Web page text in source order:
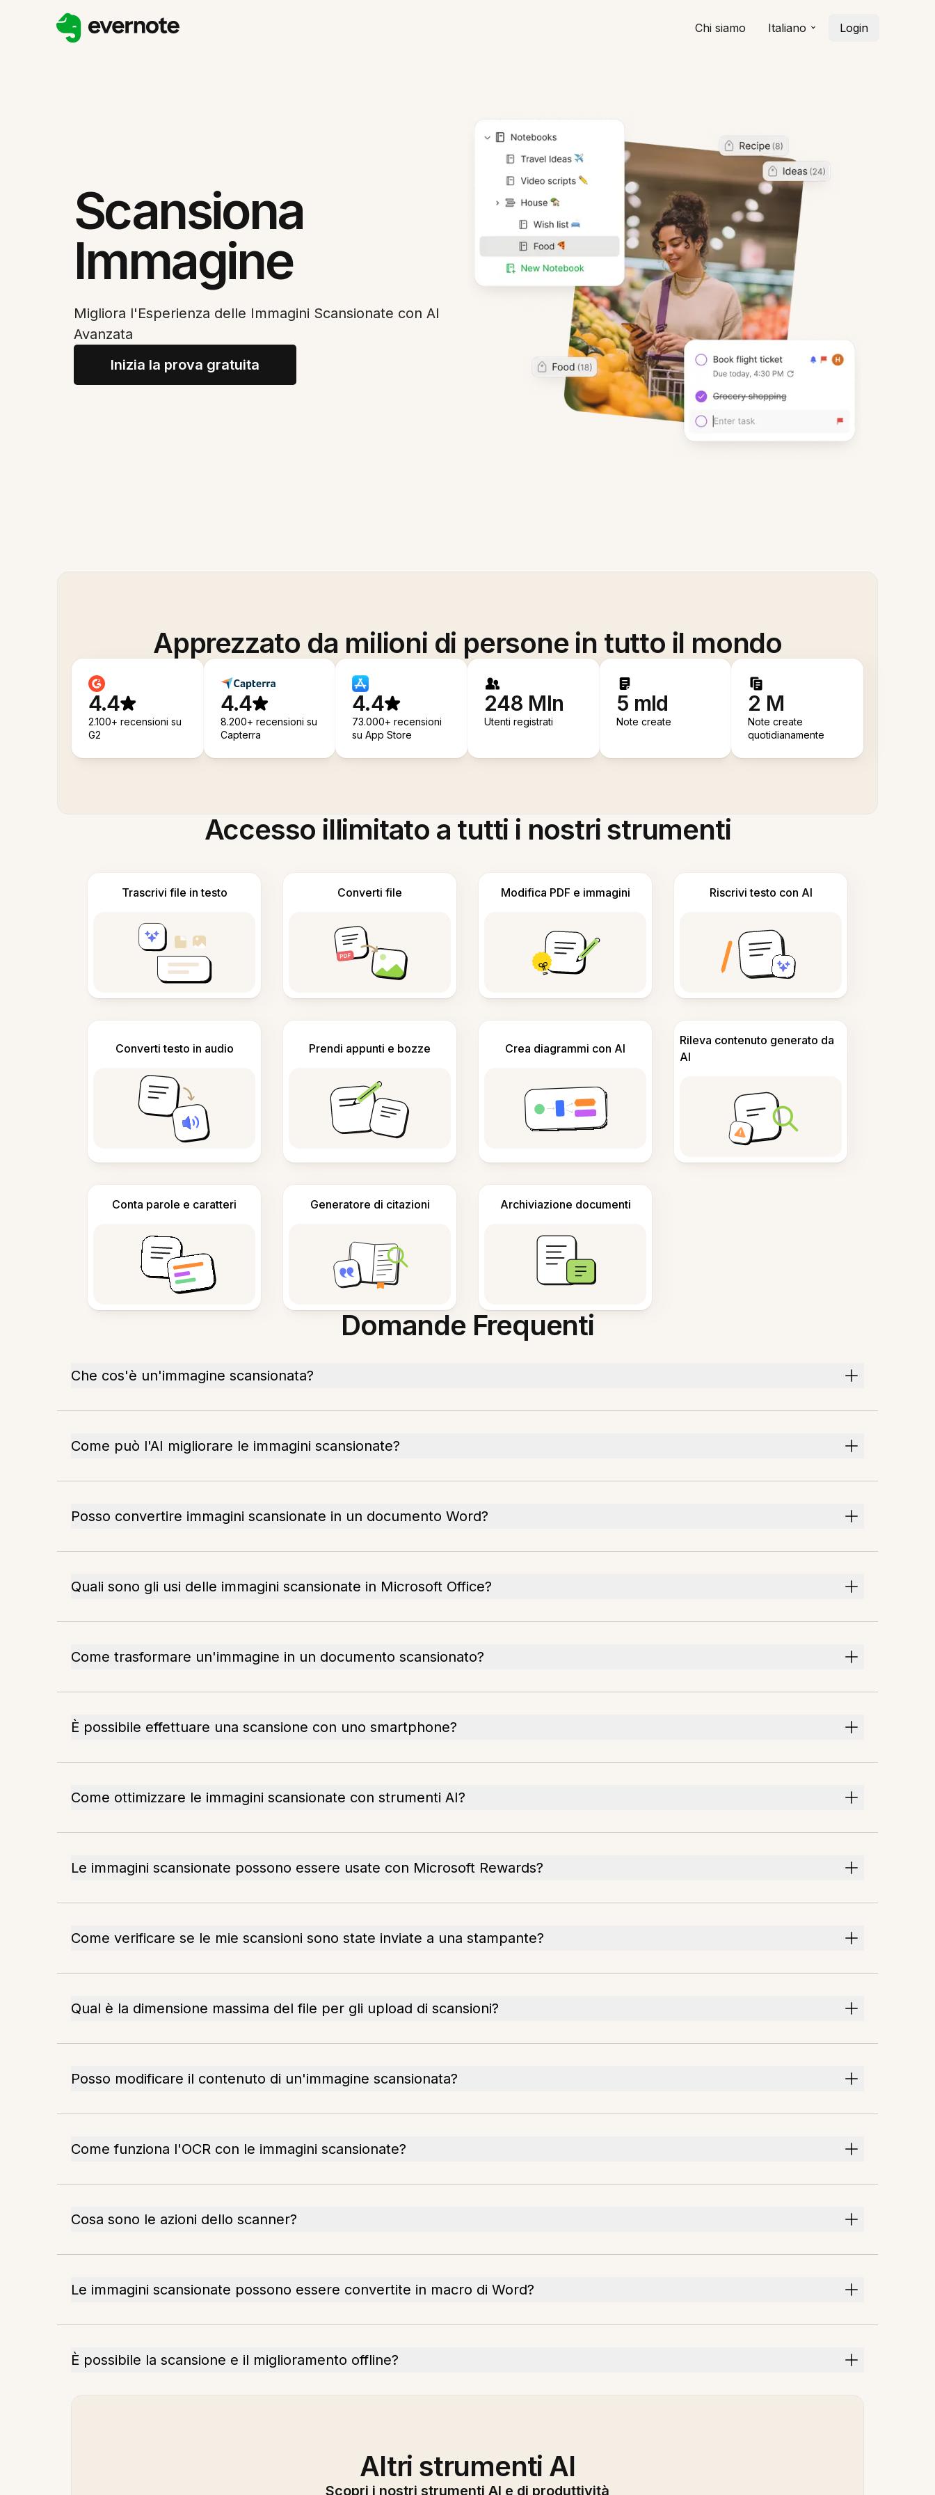
Chi siamo Italiano Login
Scansiona
Immagine
Migliora l'Esperienza delle Immagini Scansionate con AI
Avanzata
Inizia la prova gratuita
Apprezzato da milioni di persone in tutto il mondo
4.4
2.100+ recensioni su
G2
4.4
8.200+ recensioni su
Capterra
4.4
73.000+ recensioni
su App Store
248 Mln
Utenti registrati
5 mld
Note create
2 M
Note create
quotidianamente
Accesso illimitato a tutti i nostri strumenti
Trascrivi file in testo Converti file Modifica PDF e immagini Riscrivi testo con AI
Converti testo in audio Prendi appunti e bozze Crea diagrammi con AI
Rileva contenuto generato da
AI
Conta parole e caratteri Generatore di citazioni Archiviazione documenti
Domande Frequenti
Che cos'è un'immagine scansionata?
Come può l'AI migliorare le immagini scansionate?
Posso convertire immagini scansionate in un documento Word?
Quali sono gli usi delle immagini scansionate in Microsoft Office?
Come trasformare un'immagine in un documento scansionato?
È possibile effettuare una scansione con uno smartphone?
Come ottimizzare le immagini scansionate con strumenti AI?
Le immagini scansionate possono essere usate con Microsoft Rewards?
Come verificare se le mie scansioni sono state inviate a una stampante?
Qual è la dimensione massima del file per gli upload di scansioni?
Posso modificare il contenuto di un'immagine scansionata?
Come funziona l'OCR con le immagini scansionate?
Cosa sono le azioni dello scanner?
Le immagini scansionate possono essere convertite in macro di Word?
È possibile la scansione e il miglioramento offline?
Altri strumenti AI
Scopri i nostri strumenti AI e di produttività